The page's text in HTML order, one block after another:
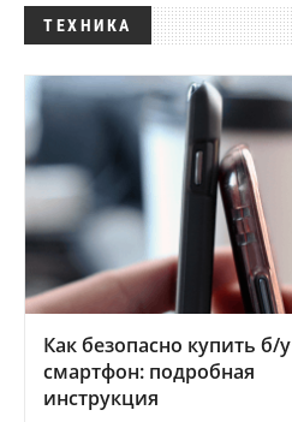
ТЕХНИКА
Как безопасно купить б/у
смартфон: подробная
инструкция